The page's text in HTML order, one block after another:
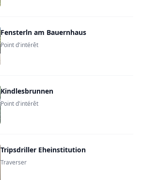
Fensterln am Bauernhaus
Point d'intérêt
Kindlesbrunnen
Point d'intérêt
Tripsdriller Eheinstitution
Traverser